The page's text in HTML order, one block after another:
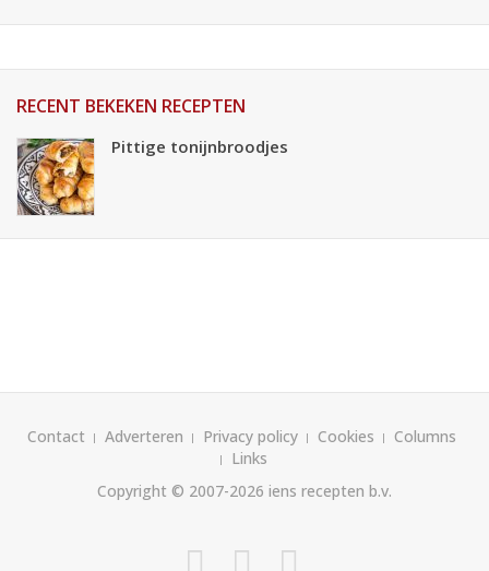
RECENT BEKEKEN RECEPTEN
Pittige tonijnbroodjes
Contact Adverteren Privacy policy Cookies
Columns
Links
Copyright © 2007-2026 iens recepten b.v.